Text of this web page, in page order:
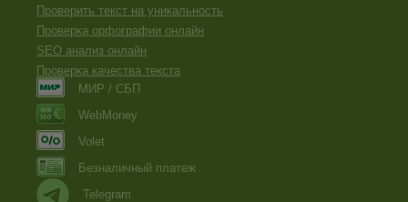
Проверить текст на уникальность
Проверка орфографии онлайн
SEO анализ онлайн
Проверка качества текста
МИР / СБП
WebMoney
Volet
Безналичный платеж
Telegram